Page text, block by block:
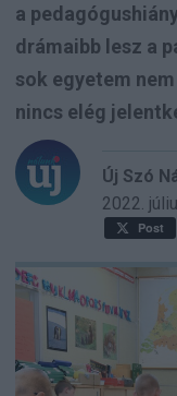
a
drámaibb lesz a
sok egyetem
nincs elég
Új Szó
2022.
Post